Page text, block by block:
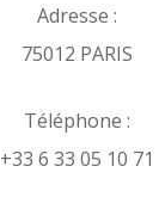
Adresse :
75012 PARIS
Téléphone :
+33 6 33 05 10 71